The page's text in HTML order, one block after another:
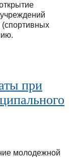
(спортивных
при
молодежной